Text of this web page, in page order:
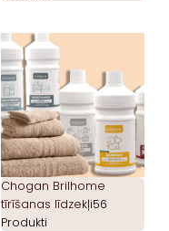
Chogan Brilhome
tīrīšanas līdzekļi56
Produkti